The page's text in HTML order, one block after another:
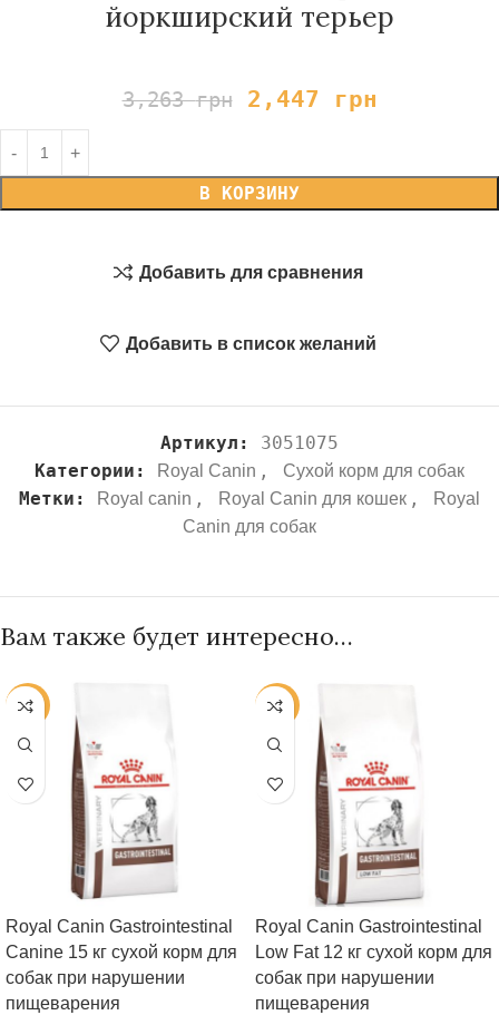
йоркширский терьер
3,263грн 2,447 грн
В КОРЗИНУ
Добавить для сравнения
Добавить в список желаний
Артикул: 3051075
Категории:
Royal Canin , Сухой корм для собак
Метки: Royal canin , Royal Canin для кошек ,
Royal
Canin для собак
Вам также будет интересно…
-25%
Royal Canin Gastrointestinal
Canine 15 кг сухой корм для
собак при нарушении
пищеварения
-25%
Royal Canin Gastrointestinal
Low Fat 12 кг сухой корм для
собак при нарушении
пищеварения